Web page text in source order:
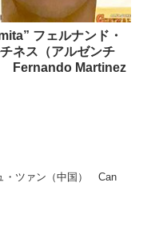
フェルナンド・
ネス（アルゼンチ
Fernando Martinez
・ツァン（中国） Can